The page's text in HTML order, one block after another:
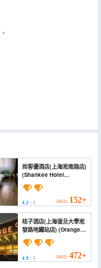
。
尚客優酒店(上海淞南路店)
(Shankee Hotel
(Shanghai Songnan
Road))
4.2/ 5 HKD 152+
桔子酒店(上海復旦大學淞
發路地鐵站店) (Orange
Hotel (Shanghai Fudan
University Songfa Road
Subway Station
Branch))
4.9/ 5 HKD 472+